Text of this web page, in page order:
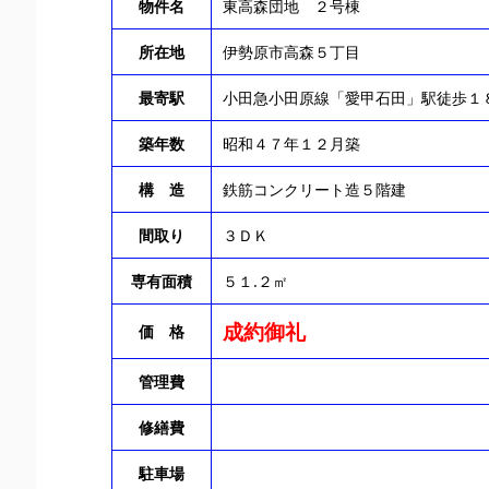
物件名 東高森団地 ２号棟
所在地 伊勢原市高森５丁目
最寄駅 小田急小田原線「愛甲石田」駅徒歩１
築年数 昭和４７年１２月築
構 造 鉄筋コンクリート造５階建
間取り ３ＤＫ
専有面積 ５１.２㎡
価 格 成約御礼
管理費
修繕費
駐車場